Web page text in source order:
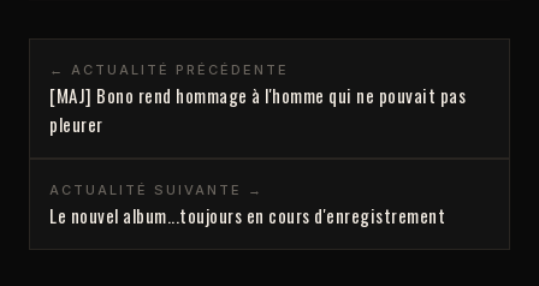
← ACTUALITÉ PRÉCÉDENTE
[MAJ] Bono rend hommage à l'homme qui ne pouvait pas
pleurer
ACTUALITÉ SUIVANTE →
Le nouvel album...toujours en cours d'enregistrement